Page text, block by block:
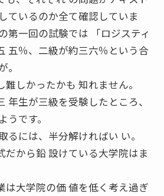
ているのか全て確認していま
一回の試験では 「ロジスティ
五％、二級が約三六％という合
しかったかも 知れません。
年生が三級を受験したところ、
です。
るには、半分解ければい い。
だから鉛 設けている大学院はま
大学院の価 値を低く考え過ぎ